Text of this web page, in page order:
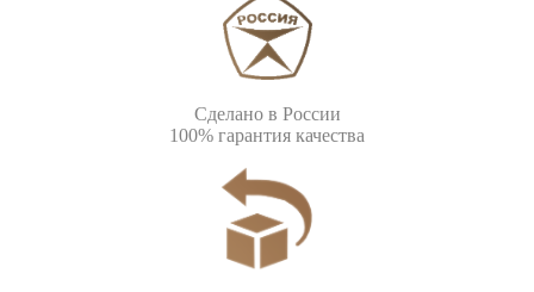
Сделано в России
100% гарантия качества